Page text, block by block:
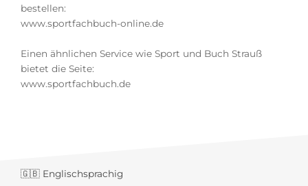
bestellen:
www.sportfachbuch-online.de
Einen ähnlichen Service wie Sport und Buch Strauß
bietet die Seite:
www.sportfachbuch.de
🇬🇧 Englischsprachig